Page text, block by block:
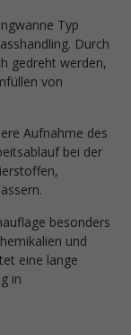
Typ
Durch
gedreht werden,
von
Aufnahme des
bei der
besonders
und
eine lange
in